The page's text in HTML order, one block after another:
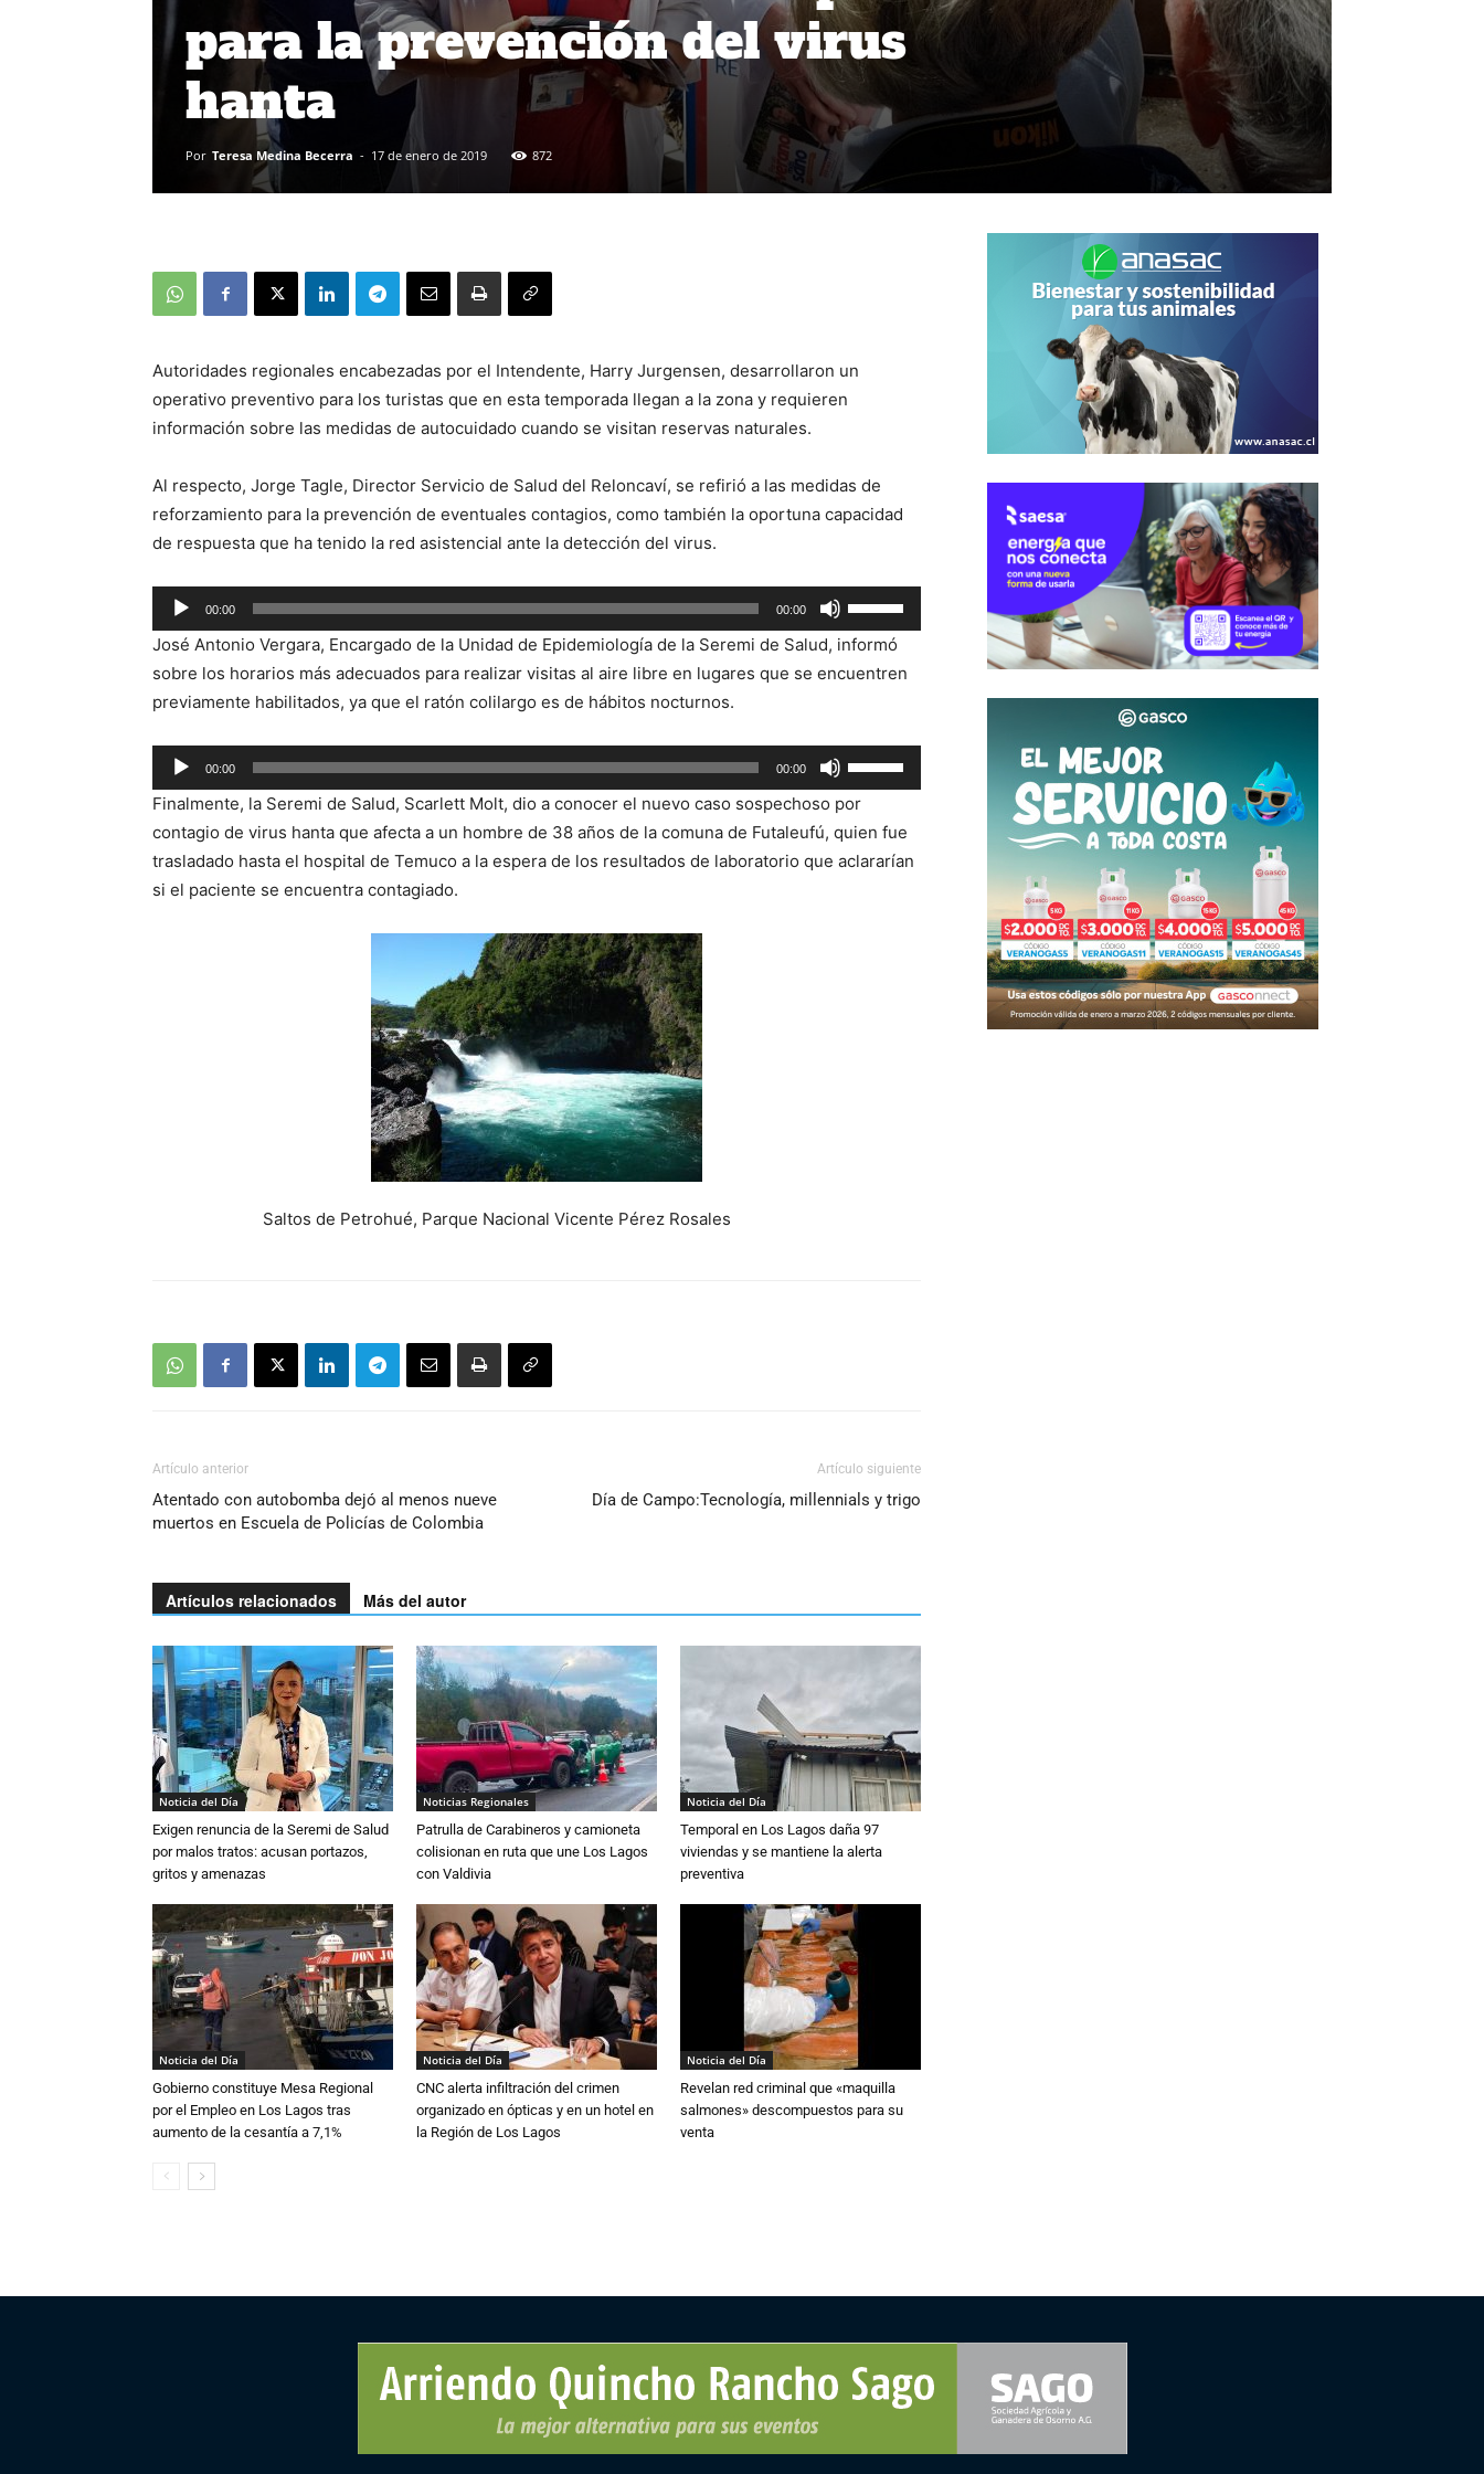
para la prevención del virus
hanta
Por Teresa Medina Becerra - 17 de enero de 2019 872
Autoridades regionales encabezadas por el Intendente, Harry Jurgensen, desarrollaron un
operativo preventivo para los turistas que en esta temporada llegan a la zona y requieren
información sobre las medidas de autocuidado cuando se visitan reservas naturales.
Al respecto, Jorge Tagle, Director Servicio de Salud del Reloncaví, se refirió a las medidas de
reforzamiento para la prevención de eventuales contagios, como también la oportuna capacidad
de respuesta que ha tenido la red asistencial ante la detección del virus.
Reproductor
de
audio
00:00 00:00
las
teclas
de
arriba/abajo
para
aumentar
o
disminuir
José Antonio Vergara, Encargado de la Unidad de Epidemiología de la Seremi de Salud, informó
sobre los horarios más adecuados para realizar visitas al aire libre en lugares que se encuentren
previamente habilitados, ya que el ratón colilargo es de hábitos nocturnos.
Reproductor
de
audio
00:00 00:00
las
teclas
de
flecha
Finalmente, la Seremi de Salud, Scarlett Molt, dio a conocer el nuevo caso sospechoso por
contagio de virus hanta que afecta a un hombre de 38 años de la comuna de Futaleufú, quien fue
trasladado hasta el hospital de Temuco a la espera de los resultados de laboratorio que aclararían
si el paciente se encuentra contagiado.
Saltos de Petrohué, Parque Nacional Vicente Pérez Rosales
Artículo anterior
Atentado con autobomba dejó al menos nueve
muertos en Escuela de Policías de Colombia
Artículo siguiente
Día de Campo:Tecnología, millennials y trigo
Artículos relacionados Más del autor
Noticia del Día
Exigen renuncia de la Seremi de Salud
por malos tratos: acusan portazos,
gritos y amenazas
Noticias Regionales
Patrulla de Carabineros y camioneta
colisionan en ruta que une Los Lagos
con Valdivia
Noticia del Día
Temporal en Los Lagos daña 97
viviendas y se mantiene la alerta
preventiva
Noticia del Día
Gobierno constituye Mesa Regional
por el Empleo en Los Lagos tras
aumento de la cesantía a 7,1%
Noticia del Día
CNC alerta infiltración del crimen
organizado en ópticas y en un hotel en
la Región de Los Lagos
Noticia del Día
Revelan red criminal que «maquilla
salmones» descompuestos para su
venta